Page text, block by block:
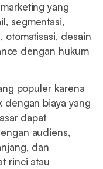
yang
segmentasi,
otomatisasi, desain
dengan hukum
populer karena
dengan biaya yang
dapat
audiens,
dan
rinci atau